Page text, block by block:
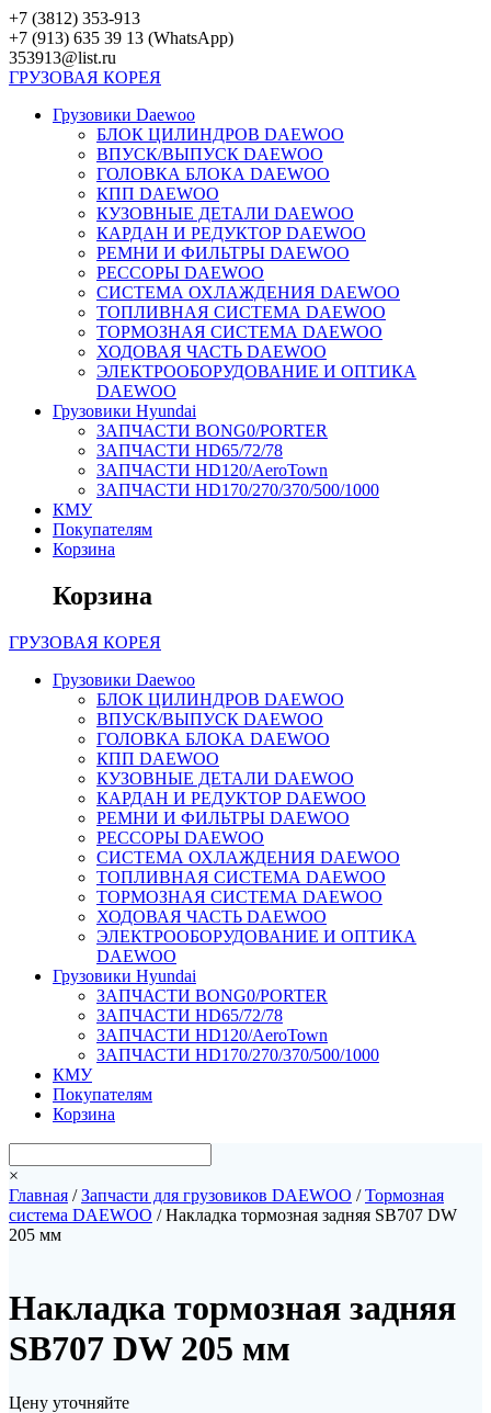
Перейти
к
контенту
+7 (3812) 353-913
+7 (913) 635 39 13 (WhatsApp)
353913@list.ru
ГРУЗОВАЯ КОРЕЯ
Грузовики Daewoo
БЛОК ЦИЛИНДРОВ DAEWOO
ВПУСК/ВЫПУСК DAEWOO
ГОЛОВКА БЛОКА DAEWOO
КПП DAEWOO
КУЗОВНЫЕ ДЕТАЛИ DAEWOO
КАРДАН И РЕДУКТОР DAEWOO
РЕМНИ И ФИЛЬТРЫ DAEWOO
РЕССОРЫ DAEWOO
СИСТЕМА ОХЛАЖДЕНИЯ DAEWOO
ТОПЛИВНАЯ СИСТЕМА DAEWOO
ТОРМОЗНАЯ СИСТЕМА DAEWOO
ХОДОВАЯ ЧАСТЬ DAEWOO
ЭЛЕКТРООБОРУДОВАНИЕ И ОПТИКА
DAEWOO
Грузовики Hyundai
ЗАПЧАСТИ BONG0/PORTER
ЗАПЧАСТИ HD65/72/78
ЗАПЧАСТИ HD120/AeroTown
ЗАПЧАСТИ HD170/270/370/500/1000
КМУ
Покупателям
Корзина
Корзина
ГРУЗОВАЯ КОРЕЯ
Грузовики Daewoo
БЛОК ЦИЛИНДРОВ DAEWOO
ВПУСК/ВЫПУСК DAEWOO
ГОЛОВКА БЛОКА DAEWOO
КПП DAEWOO
КУЗОВНЫЕ ДЕТАЛИ DAEWOO
КАРДАН И РЕДУКТОР DAEWOO
РЕМНИ И ФИЛЬТРЫ DAEWOO
РЕССОРЫ DAEWOO
СИСТЕМА ОХЛАЖДЕНИЯ DAEWOO
ТОПЛИВНАЯ СИСТЕМА DAEWOO
ТОРМОЗНАЯ СИСТЕМА DAEWOO
ХОДОВАЯ ЧАСТЬ DAEWOO
ЭЛЕКТРООБОРУДОВАНИЕ И ОПТИКА
DAEWOO
Грузовики Hyundai
ЗАПЧАСТИ BONG0/PORTER
ЗАПЧАСТИ HD65/72/78
ЗАПЧАСТИ HD120/AeroTown
ЗАПЧАСТИ HD170/270/370/500/1000
КМУ
Покупателям
Корзина
×
Главная /Запчасти для грузовиков DAEWOO /Тормозная
система DAEWOO / Накладка тормозная задняя SB707 DW
205 мм
Накладка тормозная задняя
SB707 DW 205 мм
Цену уточняйте